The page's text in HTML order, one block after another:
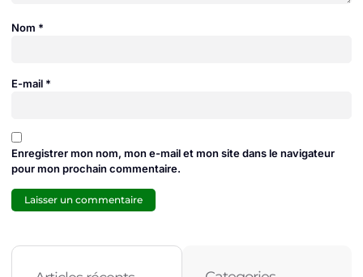
Nom *
E-mail *
Enregistrer mon nom, mon e-mail et mon site dans le navigateur
pour mon prochain commentaire.